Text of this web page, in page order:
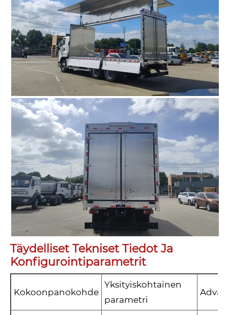
Täydelliset Tekniset Tiedot Ja
Konfigurointiparametrit
Kokoonpanokohde
Yksityiskohtainen
parametri